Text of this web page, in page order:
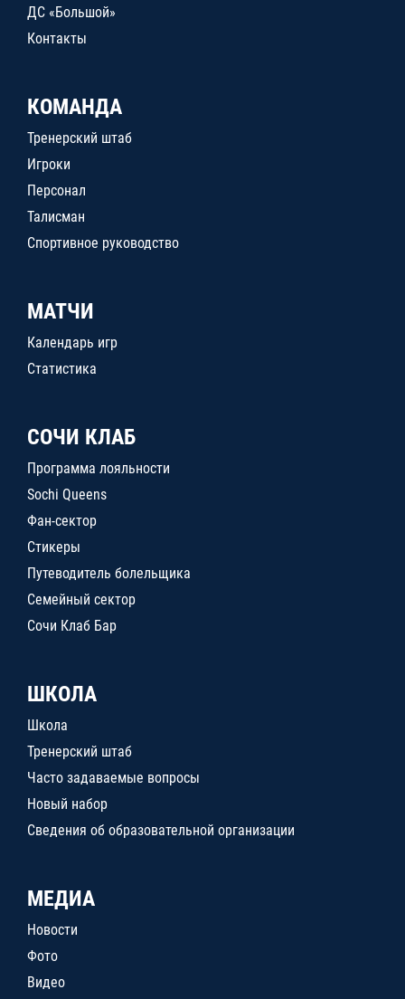
ДС «Большой»
Контакты
КОМАНДА
Тренерский штаб
Игроки
Персонал
Талисман
Спортивное руководство
МАТЧИ
Календарь игр
Статистика
СОЧИ КЛАБ
Программа лояльности
Sochi Queens
Фан-сектор
Стикеры
Путеводитель болельщика
Семейный сектор
Сочи Клаб Бар
ШКОЛА
Школа
Тренерский штаб
Часто задаваемые вопросы
Новый набор
Сведения об образовательной организации
МЕДИА
Новости
Фото
Видео